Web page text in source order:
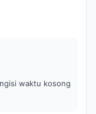
waktu kosong